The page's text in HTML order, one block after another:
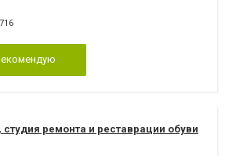
студия ремонта и реставрации обуви